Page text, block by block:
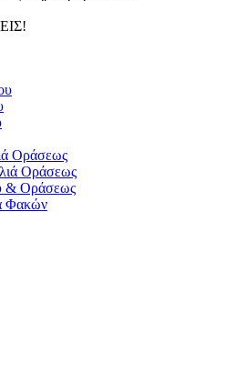
Οράσεως
Οράσεως
& Οράσεως
Φακών